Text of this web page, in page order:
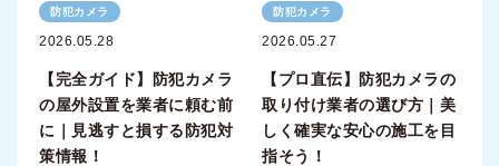
防犯カメラ
2026.05.28
【完全ガイド】防犯カメラ
の屋外設置を業者に頼む前
に｜見逃すと損する防犯対
策情報！
防犯カメラ
2026.05.27
【プロ直伝】防犯カメラの
取り付け業者の選び方｜美
しく確実な安心の施工を目
指そう！